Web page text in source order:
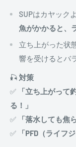
SUPはカヤック
魚がかかると、
立ち上がった状
響を受けるとバ
🎣 対策
✅
「立ち上がって
る！」
✅
「落水しても焦
✅
「PFD（ライフ